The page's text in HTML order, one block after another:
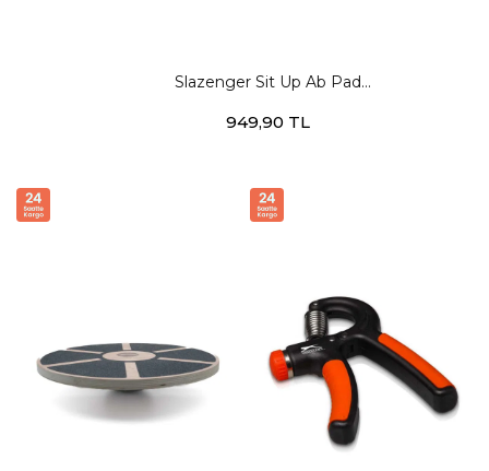
Slazenger Sit Up Ab Pad
Aletleri
949,90 TL